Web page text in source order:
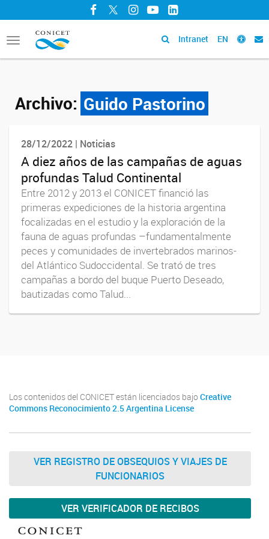
Facebook
TwitterInstagram
YouTubeLinkedIn
Toggle
navigation
Intranet EN
Archivo: Guido Pastorino
28/12/2022 | Noticias
A diez años de las campañas de aguas
profundas Talud Continental
Entre 2012 y 2013 el CONICET financió las
primeras expediciones de la historia argentina
focalizadas en el estudio y la exploración de la
fauna de aguas profundas –fundamentalmente
peces y comunidades de invertebrados marinos-
del Atlántico Sudoccidental. Se trató de tres
campañas a bordo del buque Puerto Deseado,
bautizadas como Talud...
Los contenidos del CONICET están licenciados bajo Creative
Commons Reconocimiento 2.5 Argentina License
VER REGISTRO DE OBSEQUIOS Y VIAJES DE
FUNCIONARIOS
VER VERIFICADOR DE RECIBOS